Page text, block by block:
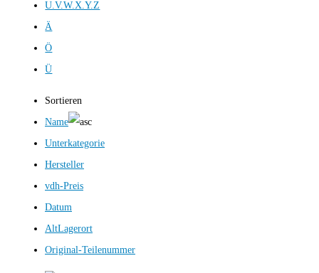
U.V.W.X.Y.Z
Ä
Ö
Ü
Sortieren
Name
Unterkategorie
Hersteller
vdh-Preis
Datum
AltLagerort
Original-Teilenummer